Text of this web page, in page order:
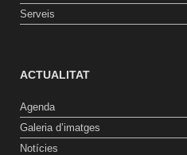
Serveis
ACTUALITAT
Agenda
Galeria d’imatges
Notícies